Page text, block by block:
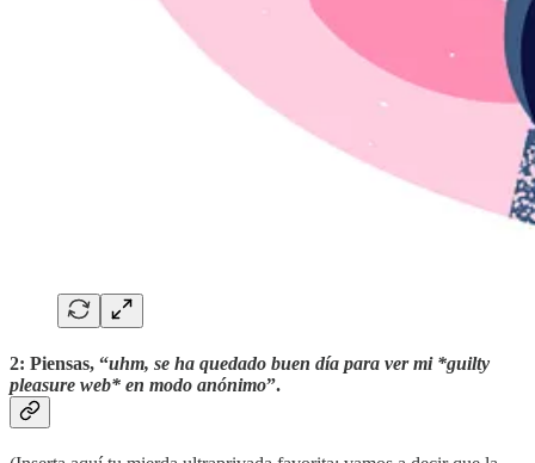
2: Piensas, “uhm, se ha quedado buen día para ver mi *guilty
pleasure web* en modo anónimo”.